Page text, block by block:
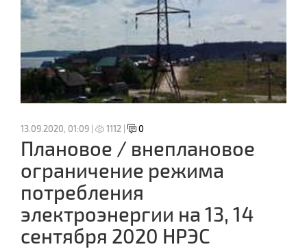
13.09.2020, 01:09 | 1112 | 0
Плановое / внеплановое
ограничение режима
потребления
электроэнергии на 13, 14
сентября 2020 НРЭС